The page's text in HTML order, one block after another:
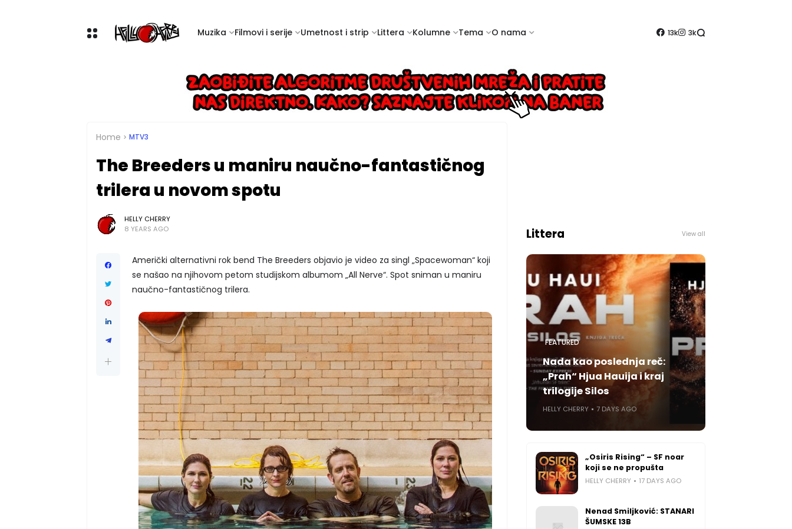
Muzika Filmovi i serije Umetnost i strip Littera Kolumne Tema O nama 13k 3k
Home MTV3
The Breeders u maniru naučno-fantastičnog
trilera u novom spotu
HELLY CHERRY
8 YEARS AGO
Američki alternativni rok bend The Breeders objavio je video za singl „Spacewoman“ koji
se našao na njihovom petom studijskom albumom „All Nerve“. Spot sniman u maniru
naučno-fantastičnog trilera.
Littera View all
FEATURED
Nada kao poslednja reč:
„Prah“ Hjua Hauija i kraj
trilogije Silos
HELLY CHERRY 7 DAYS AGO
„Osiris Rising“ – SF noar
koji se ne propušta
HELLY CHERRY 17 DAYS AGO
Nenad Smiljković: STANARI
ŠUMSKE 13B